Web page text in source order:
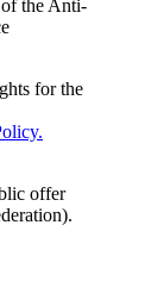
the Anti-
for the
offer